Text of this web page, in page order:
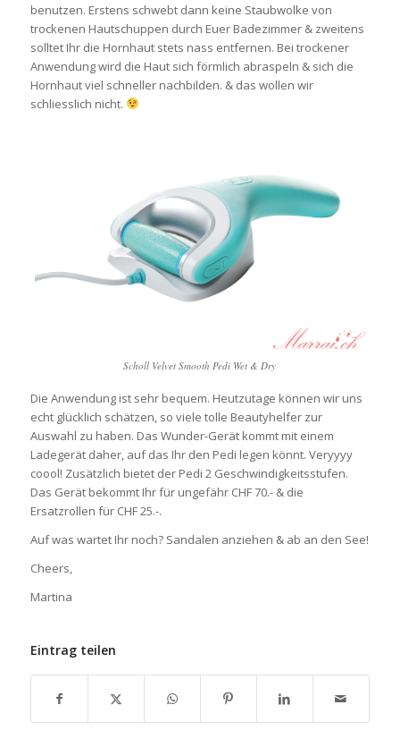
benutzen. Erstens schwebt dann keine Staubwolke von
trockenen Hautschuppen durch Euer Badezimmer & zweitens
solltet Ihr die Hornhaut stets nass entfernen. Bei trockener
Anwendung wird die Haut sich förmlich abraspeln & sich die
Hornhaut viel schneller nachbilden. & das wollen wir
schliesslich nicht.
Scholl Velvet Smooth Pedi Wet & Dry
Die Anwendung ist sehr bequem. Heutzutage können wir uns
echt glücklich schätzen, so viele tolle Beautyhelfer zur
Auswahl zu haben. Das Wunder-Gerät kommt mit einem
Ladegerät daher, auf das Ihr den Pedi legen könnt. Veryyyy
coool! Zusätzlich bietet der Pedi 2 Geschwindigkeitsstufen.
Das Gerät bekommt Ihr für ungefähr CHF 70.- & die
Ersatzrollen für CHF 25.-.
Auf was wartet Ihr noch? Sandalen anziehen & ab an den See!
Cheers,
Martina
Eintrag teilen